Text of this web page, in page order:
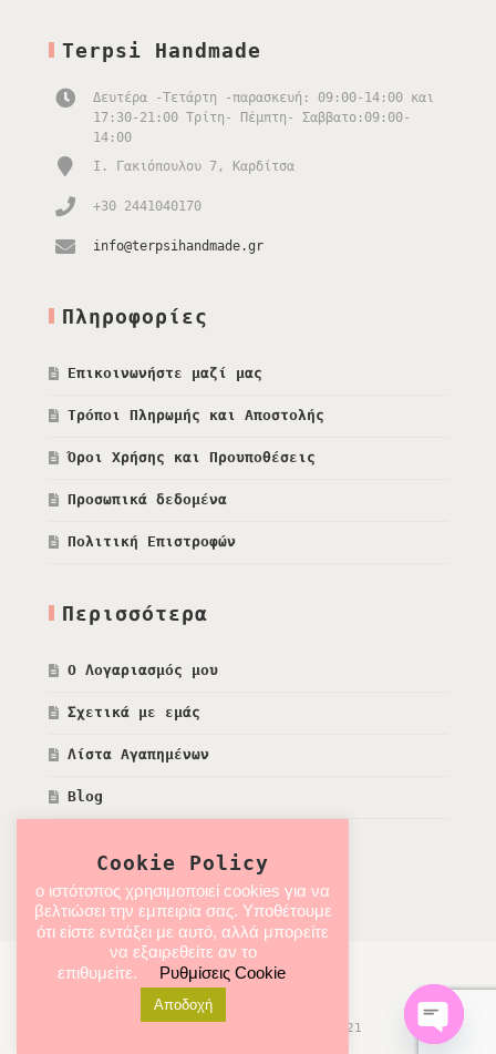
Terpsi Handmade
Δευτέρα -Τετάρτη -παρασκευή: 09:00-14:00 και
17:30-21:00 Τρίτη- Πέμπτη- Σαββατο:09:00-
14:00
Ι. Γακιόπουλου 7, Καρδίτσα
+30 2441040170
info@terpsihandmade.gr
Πληροφορίες
Επικοινωνήστε μαζί μας
Τρόποι Πληρωμής και Αποστολής
Όροι Χρήσης και Προυποθέσεις
Προσωπικά δεδομένα
Πολιτική Επιστροφών
Περισσότερα
Ο Λογαριασμός μου
Σχετικά με εμάς
Λίστα Αγαπημένων
Blog
Developed by Labros Kapnogiannis | © 2021
Cookie Policy
ο ιστότοπος χρησιμοποιεί cookies για να
βελτιώσει την εμπειρία σας. Υποθέτουμε
ότι είστε εντάξει με αυτό, αλλά μπορείτε
να εξαιρεθείτε αν το
επιθυμείτε.
Ρυθμίσεις Cookie
Αποδοχή